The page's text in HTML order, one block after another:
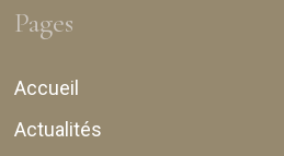
Pages
Accueil
Actualités